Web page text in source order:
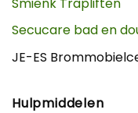
Secucare bad en
JE-ES
Hulpmiddelen